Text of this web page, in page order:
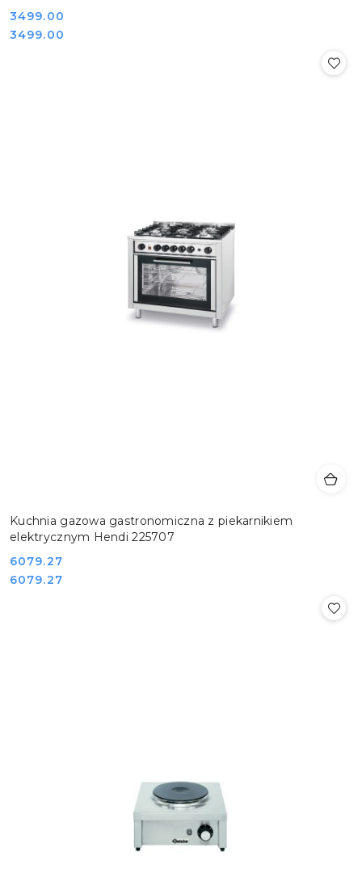
Cena:
3499.00
Cena:
3499.00
Kuchnia gazowa gastronomiczna z piekarnikiem
elektrycznym Hendi 225707
Cena:
6079.27
Cena:
6079.27